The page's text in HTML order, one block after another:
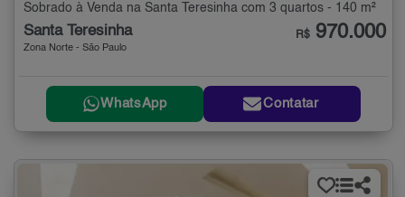
Sobrado à Venda na Santa Teresinha com 3 quartos - 140 m²
Santa Teresinha
Zona Norte - São Paulo
R$ 970.000
WhatsApp Contatar